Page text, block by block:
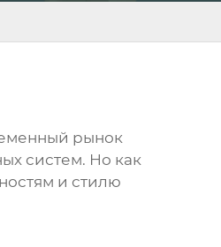
рынок
систем. Но как
и стилю